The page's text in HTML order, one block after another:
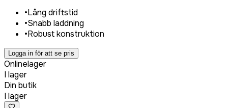
•Lång driftstid
•Snabb laddning
•Robust konstruktion
Logga in för att se pris
Onlinelager
I lager
Din butik
I lager